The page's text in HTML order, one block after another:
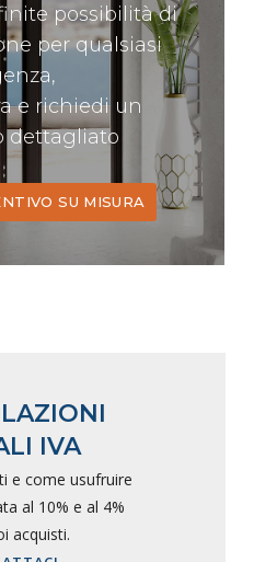
possibilità di
per qualsiasi
e richiedi un
dettagliato
SU MISURA
IVA
e come usufruire
al 10% e al 4%
acquisti.